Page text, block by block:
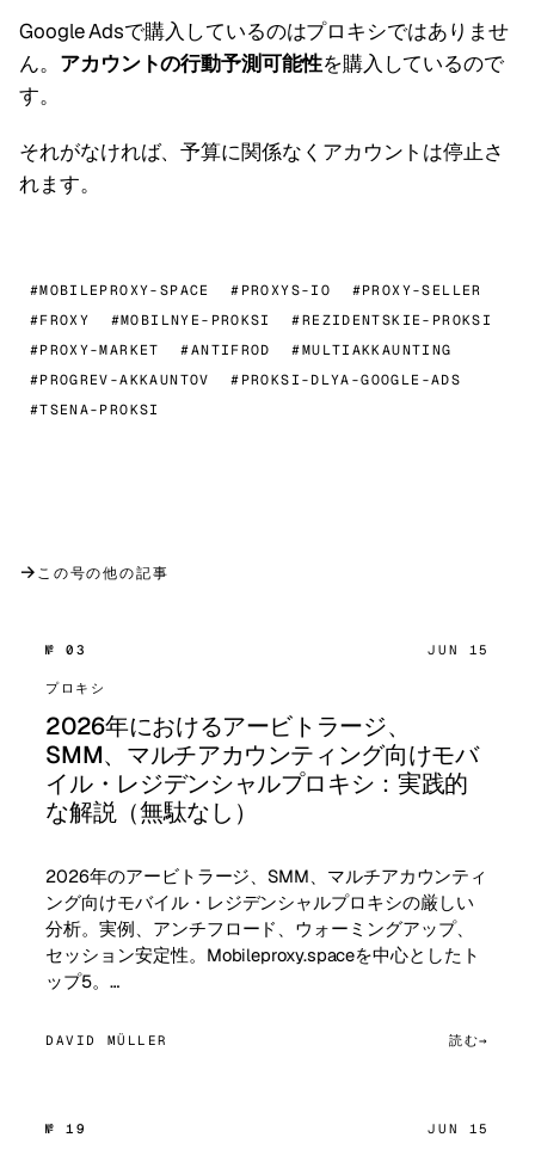
Google Adsで購入しているのはプロキシではありませ
ん。 アカウントの行動予測可能性を購入しているので
す。
それがなければ、予算に関係なくアカウントは停止さ
れます。
#MOBILEPROXY-SPACE #PROXYS-IO
#PROXY-SELLER
#FROXY
#MOBILNYE-PROKSI
#REZIDENTSKIE-PROKSI
#PROXY-MARKET
#ANTIFROD
#MULTIAKKAUNTING
#PROGREV-AKKAUNTOV
#PROKSI-DLYA-GOOGLE-ADS
#TSENA-PROKSI
→ この号の他の記事
№ 03 JUN 15
プロキシ
2026年におけるアービトラージ、
SMM、マルチアカウンティング向けモバ
イル・レジデンシャルプロキシ：実践的
な解説（無駄なし）
2026年のアービトラージ、SMM、マルチアカウンティ
ング向けモバイル・レジデンシャルプロキシの厳しい
分析。実例、アンチフロード、ウォーミングアップ、
セッション安定性。Mobileproxy.spaceを中心としたト
ップ5。…
DAVID MÜLLER 読む
№ 19 JUN 15